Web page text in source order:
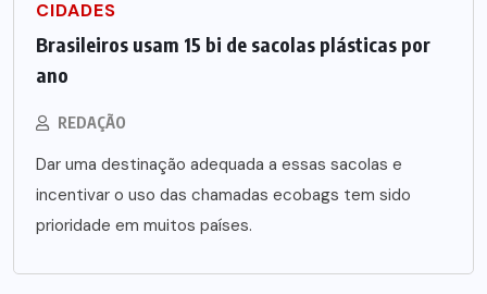
CIDADES
Brasileiros usam 15 bi de sacolas plásticas por
ano
REDAÇÃO
Dar uma destinação adequada a essas sacolas e
incentivar o uso das chamadas ecobags tem sido
prioridade em muitos países.